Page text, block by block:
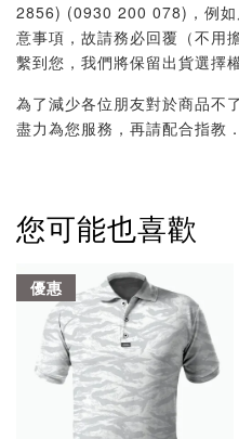
2856) (0930 200 078)，例如
意事項，故請務必回覆（不用
繫到您，我們將保留出貨選擇
為了減少各位朋友對於商品不
盡力為您服務，再請配合指教．
您可能也喜歡
優惠